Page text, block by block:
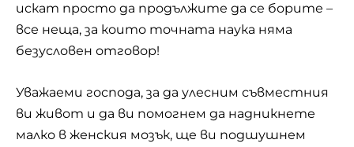
искат просто да продължите да се борите –
все неща, за които точната наука няма
безусловен отговор!
Уважаеми господа, за да улесним съвместния
ви живот и да ви помогнем да надникнете
малко в женския мозък, ще ви подшушнем